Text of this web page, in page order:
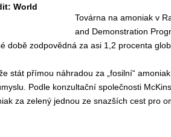
World
Továrna na amoniak v
and Demonstration
době zodpovědná za asi 1,2 procenta
stát přímou náhradou za „fosilní“
Podle konzultační společnosti
za zelený jednou ze snazších cest pro